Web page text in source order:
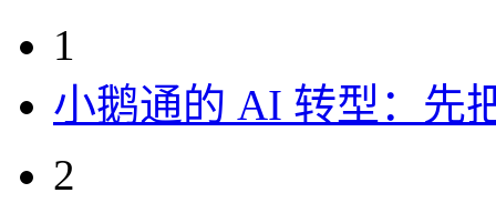
1
小鹅通的 AI 转型：先
2